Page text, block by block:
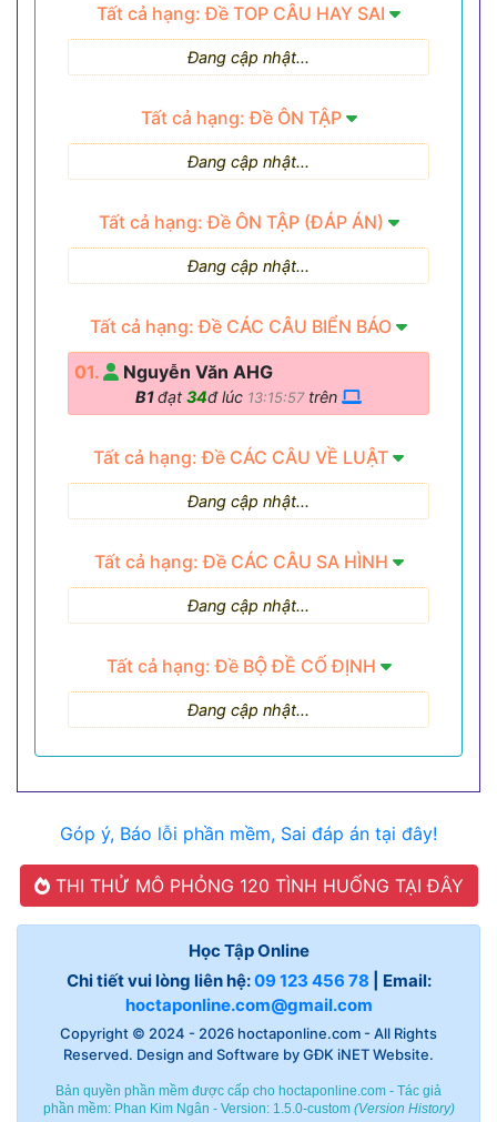
Tất cả hạng: Đề TOP CÂU HAY SAI
Đang cập nhật...
Tất cả hạng: Đề ÔN TẬP
Đang cập nhật...
Tất cả hạng: Đề ÔN TẬP (ĐÁP ÁN)
Đang cập nhật...
Tất cả hạng: Đề CÁC CÂU BIỂN BÁO
01. Nguyễn Văn AHG
B1đạt 34đ lúc 13:15:57trên
Tất cả hạng: Đề CÁC CÂU VỀ LUẬT
Đang cập nhật...
Tất cả hạng: Đề CÁC CÂU SA HÌNH
Đang cập nhật...
Tất cả hạng: Đề BỘ ĐỀ CỐ ĐỊNH
Đang cập nhật...
Góp ý, Báo lỗi phần mềm, Sai đáp án tại đây!
THI THỬ MÔ PHỎNG 120 TÌNH HUỐNG TẠI ĐÂY
Học Tập Online
Chi tiết vui lòng liên hệ:09 123 456 78 | Email:
hoctaponline.com@gmail.com
Copyright © 2024 - 2026 hoctaponline.com - All Rights
Reserved. Design and Software byGĐK iNET Website.
Bản quyền phần mềm được cấp cho hoctaponline.com - Tác giả
phần mềm: Phan Kim Ngân - Version: 1.5.0-custom (Version History)